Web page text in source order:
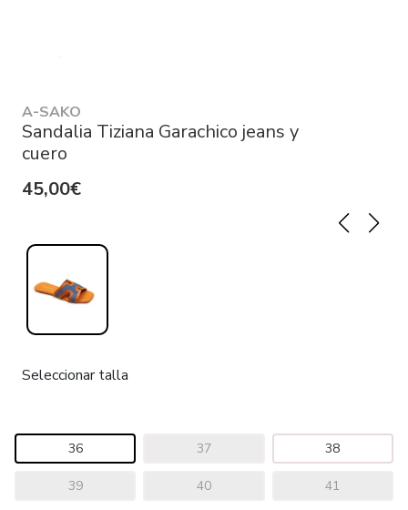
A-SAKO
Sandalia Tiziana Garachico jeans y
cuero
45,00€
Seleccionar talla
36 37 38
39 40 41